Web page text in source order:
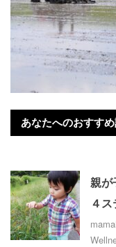
あなたへのおすす
親が
４ス